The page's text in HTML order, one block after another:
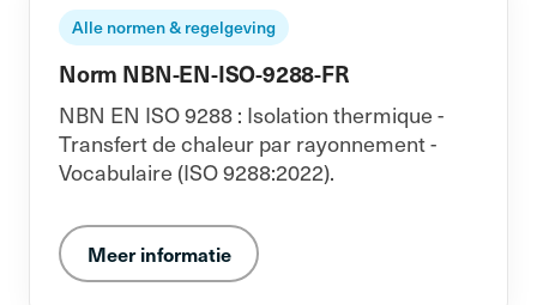
Alle normen & regelgeving
Norm NBN-EN-ISO-9288-FR
NBN EN ISO 9288 : Isolation thermique -
Transfert de chaleur par rayonnement -
Vocabulaire (ISO 9288:2022).
Meer informatie